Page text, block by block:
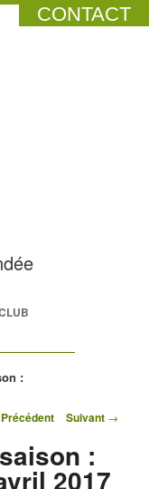
CONTACT
:
des articles
Précédent Suivant →
:
2017